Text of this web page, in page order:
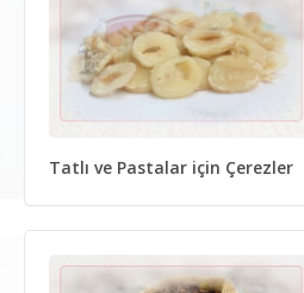
Tatlı ve Pastalar için Çerezler